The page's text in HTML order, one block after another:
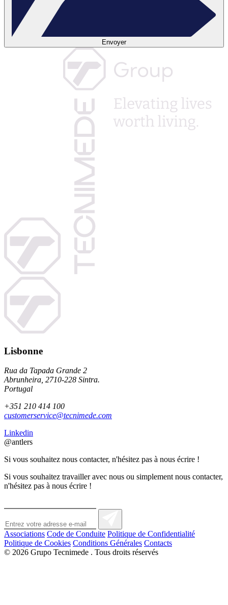
Envoyer
Lisbonne
Rua da Tapada Grande 2
Abrunheira, 2710-228 Sintra.
Portugal
+351 210 414 100
customerservice@tecnimede.com
Linkedin
@antlers
Si vous souhaitez nous contacter, n'hésitez pas à nous écrire !
Si vous souhaitez travailler avec nous ou simplement nous contacter,
n'hésitez pas à nous écrire !
Associations Code de Conduite Politique de Confidentialité
Politique de Cookies Conditions Générales Contacts
© 2026 Grupo Tecnimede . Tous droits réservés